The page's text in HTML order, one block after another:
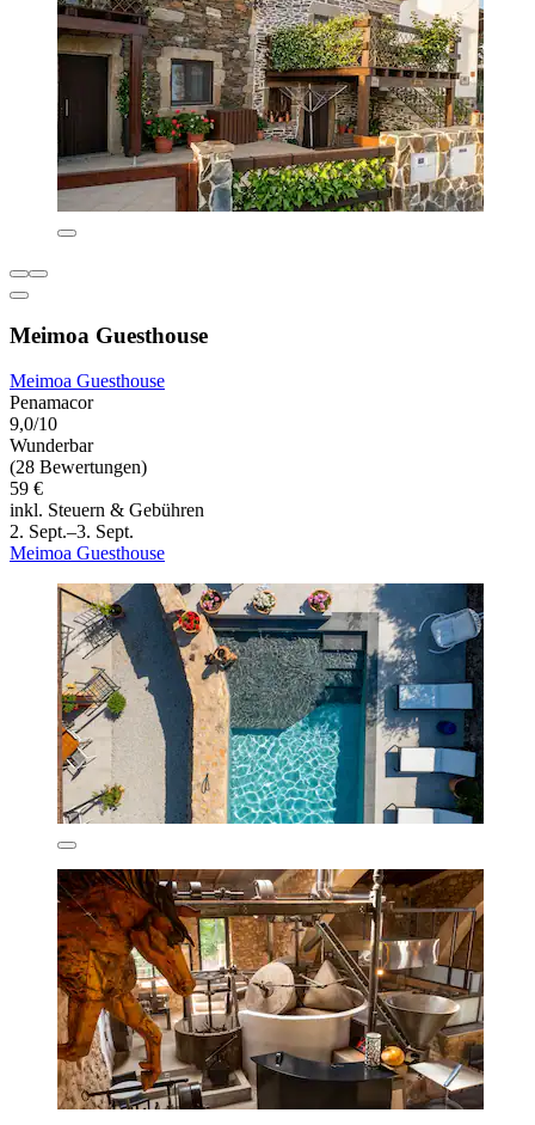
Meimoa Guesthouse
Meimoa Guesthouse
Penamacor
9,0/10
Wunderbar
(28 Bewertungen)
59 €
inkl. Steuern & Gebühren
2. Sept.–3. Sept.
Meimoa Guesthouse